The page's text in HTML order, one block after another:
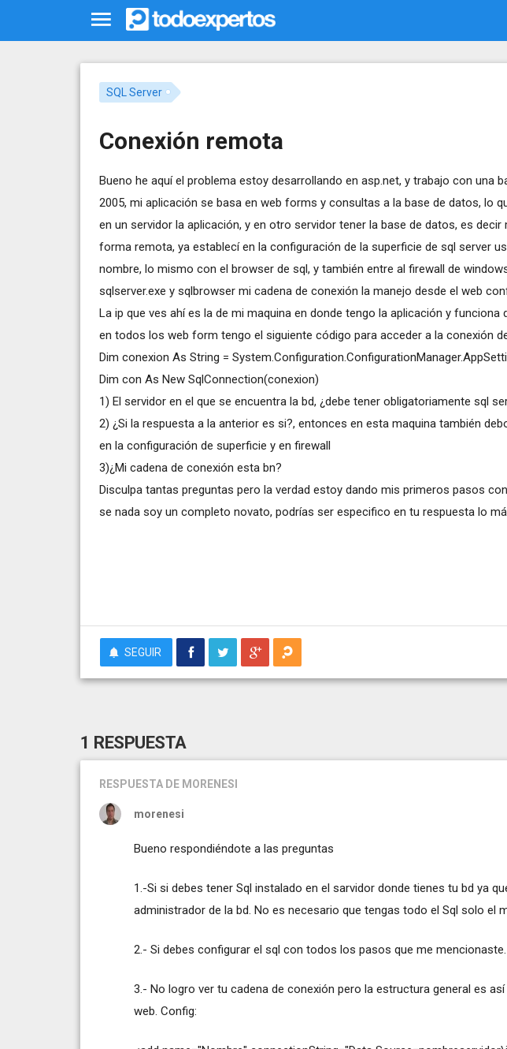
SQL Server
Conexión remota
Bueno he aquí el problema estoy desarrollando en asp.net, y trabajo con una
2005, mi aplicación se basa en web forms y consultas a la base de datos, lo
en un servidor la aplicación, y en otro servidor tener la base de datos, es
forma remota, ya establecí en la configuración de la superficie de sql server
nombre, lo mismo con el browser de sql, y también entre al firewall de
sqlserver.exe y sqlbrowser mi cadena de conexión la manejo desde el web
La ip que ves ahí es la de mi maquina en donde tengo la aplicación y funciona
en todos los web form tengo el siguiente código para acceder a la conexión
Dim conexion As String =
Dim con As New SqlConnection(conexion)
1) El servidor en el que se encuentra la bd, ¿debe tener obligatoriamente sql
2) ¿Si la respuesta a la anterior es si?, entonces en esta maquina también
en la configuración de superficie y en firewall
3)¿Mi cadena de conexión esta bn?
Disculpa tantas preguntas pero la verdad estoy dando mis primeros pasos
se nada soy un completo novato, podrías ser especifico en tu respuesta lo
SEGUIR
1 RESPUESTA
RESPUESTA DE MORENESI
morenesi
Bueno respondiéndote a las preguntas
1.-Si si debes tener Sql instalado en el sarvidor donde tienes tu bd ya
administrador de la bd. No es necesario que tengas todo el Sql solo el
2.- Si debes configurar el sql con todos los pasos que me mencionaste.
3.- No logro ver tu cadena de conexión pero la estructura general es
web. Config: